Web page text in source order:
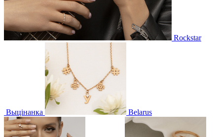
Rockstar
Выцінанка Belarus